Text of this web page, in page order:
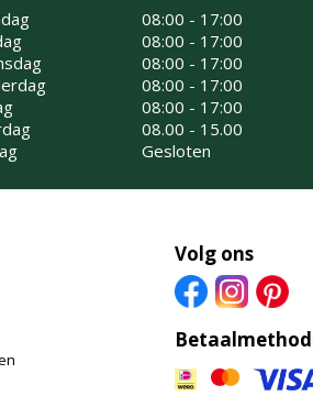
08:00 - 17:00
08:00 - 17:00
08:00 - 17:00
08:00 - 17:00
08:00 - 17:00
08.00 - 15.00
Gesloten
Volg ons